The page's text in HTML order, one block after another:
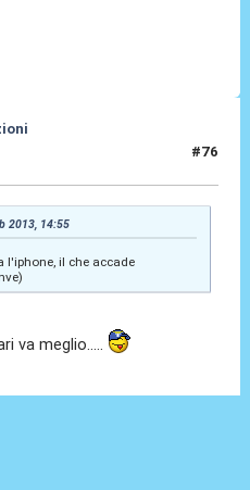
#76
2013, 14:55
l'iphone, il che accade
va meglio.....